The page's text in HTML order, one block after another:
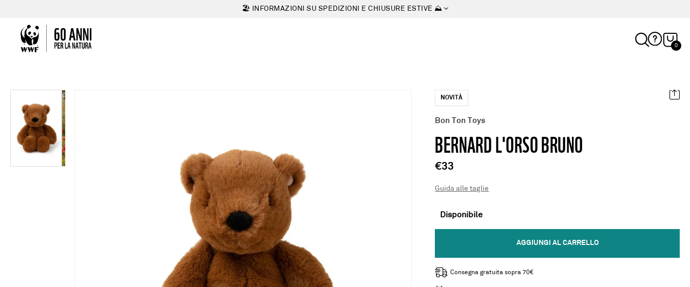
🏖 INFORMAZIONI SU SPEDIZIONI E CHIUSURE ESTIVE ⛰
0
NOVITÀ
Bon Ton Toys
BERNARD L'ORSO BRUNO
€33
Guida alle taglie
Disponibile
AGGIUNGI AL CARRELLO
Consegna gratuita sopra 70€